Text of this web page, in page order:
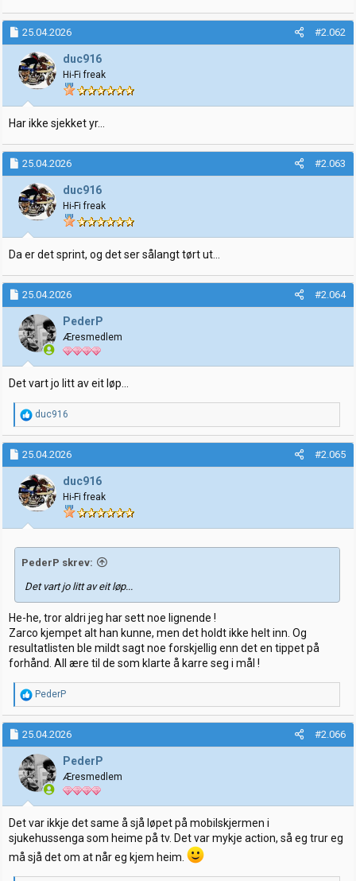
25.04.2026 #2.062
duc916
Hi-Fi freak
Har ikke sjekket yr...
25.04.2026 #2.063
duc916
Hi-Fi freak
Da er det sprint, og det ser sålangt tørt ut...
25.04.2026 #2.064
PederP
Æresmedlem
Det vart jo litt av eit løp...
R
e
a
k
s
j
o
n
e
r
duc916
25.04.2026 #2.065
duc916
Hi-Fi freak
PederP skrev:
Det vart jo litt av eit løp...
He-he, tror aldri jeg har sett noe lignende !
Zarco kjempet alt han kunne, men det holdt ikke helt inn. Og
resultatlisten ble mildt sagt noe forskjellig enn det en tippet på
forhånd. All ære til de som klarte å karre seg i mål !
R
e
a
k
s
j
o
n
e
r
:
PederP
25.04.2026 #2.066
PederP
Æresmedlem
Det var ikkje det same å sjå løpet på mobilskjermen i
sjukehussenga som heime på tv. Det var mykje action, så eg trur eg
må sjå det om at når eg kjem heim.